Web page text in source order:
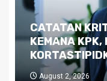
Dilema
Kutukan
Pemimpin
July 29, 2026